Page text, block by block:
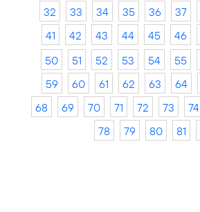
32
33 34 35 36 37
41
42 43 44 45 46
50
51 52 53 54 55
59
60 61 62 63 64
68
69 70 71 72 73 74
78
79 80 81